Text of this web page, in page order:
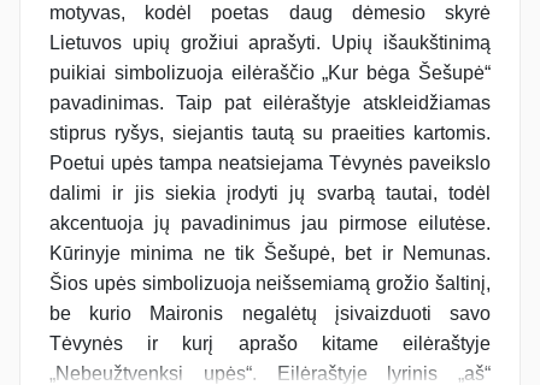
motyvas, kodėl poetas daug dėmesio skyrė
Lietuvos upių grožiui aprašyti. Upių išaukštinimą
puikiai simbolizuoja eilėraščio „Kur bėga Šešupė“
pavadinimas. Taip pat eilėraštyje atskleidžiamas
stiprus ryšys, siejantis tautą su praeities kartomis.
Poetui upės tampa neatsiejama Tėvynės paveikslo
dalimi ir jis siekia įrodyti jų svarbą tautai, todėl
akcentuoja jų pavadinimus jau pirmose eilutėse.
Kūrinyje minima ne tik Šešupė, bet ir Nemunas.
Šios upės simbolizuoja neišsemiamą grožio šaltinį,
be kurio Maironis negalėtų įsivaizduoti savo
Tėvynės ir kurį aprašo kitame eilėraštyje
„Nebeužtvenksi upės“. Eilėraštyje lyrinis „aš“